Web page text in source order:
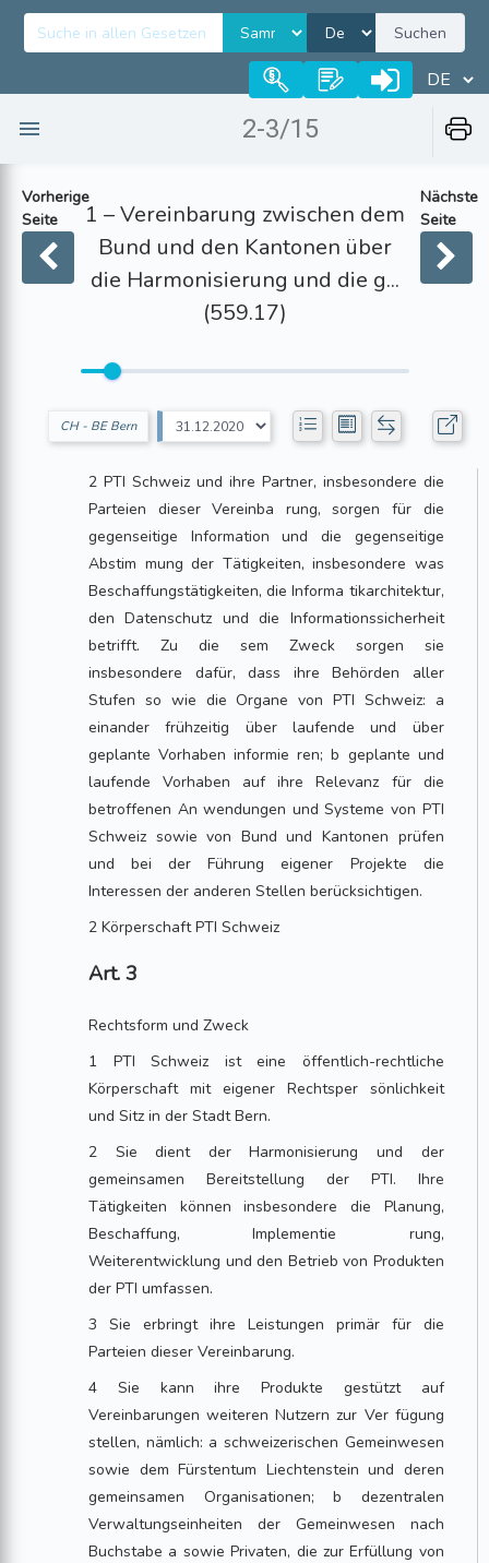
Suchen
2-3/15
Vorherige
Seite
1 – Vereinbarung zwischen dem
Bund und den Kantonen über
die Harmonisierung und die g...
(559.17)
Nächste
Seite
CH - BE Bern
2 PTI Schweiz und ihre Partner, insbesondere die
Parteien dieser Vereinba rung, sorgen für die
gegenseitige Information und die gegenseitige
Abstim mung der Tätigkeiten, insbesondere was
Beschaffungstätigkeiten, die Informa tikarchitektur,
den Datenschutz und die Informationssicherheit
betrifft. Zu die sem Zweck sorgen sie
insbesondere dafür, dass ihre Behörden aller
Stufen so wie die Organe von PTI Schweiz: a
einander frühzeitig über laufende und über
geplante Vorhaben informie ren; b geplante und
laufende Vorhaben auf ihre Relevanz für die
betroffenen An wendungen und Systeme von PTI
Schweiz sowie von Bund und Kantonen prüfen
und bei der Führung eigener Projekte die
Interessen der anderen Stellen berücksichtigen.
2 Körperschaft PTI Schweiz
Art. 3
Rechtsform und Zweck
1 PTI Schweiz ist eine öffentlich-rechtliche
Körperschaft mit eigener Rechtsper sönlichkeit
und Sitz in der Stadt Bern.
2 Sie dient der Harmonisierung und der
gemeinsamen Bereitstellung der PTI. Ihre
Tätigkeiten können insbesondere die Planung,
Beschaffung, Implementie rung,
Weiterentwicklung und den Betrieb von Produkten
der PTI umfassen.
3 Sie erbringt ihre Leistungen primär für die
Parteien dieser Vereinbarung.
4 Sie kann ihre Produkte gestützt auf
Vereinbarungen weiteren Nutzern zur Ver fügung
stellen, nämlich: a schweizerischen Gemeinwesen
sowie dem Fürstentum Liechtenstein und deren
gemeinsamen Organisationen; b dezentralen
Verwaltungseinheiten der Gemeinwesen nach
Buchstabe a sowie Privaten, die zur Erfüllung von